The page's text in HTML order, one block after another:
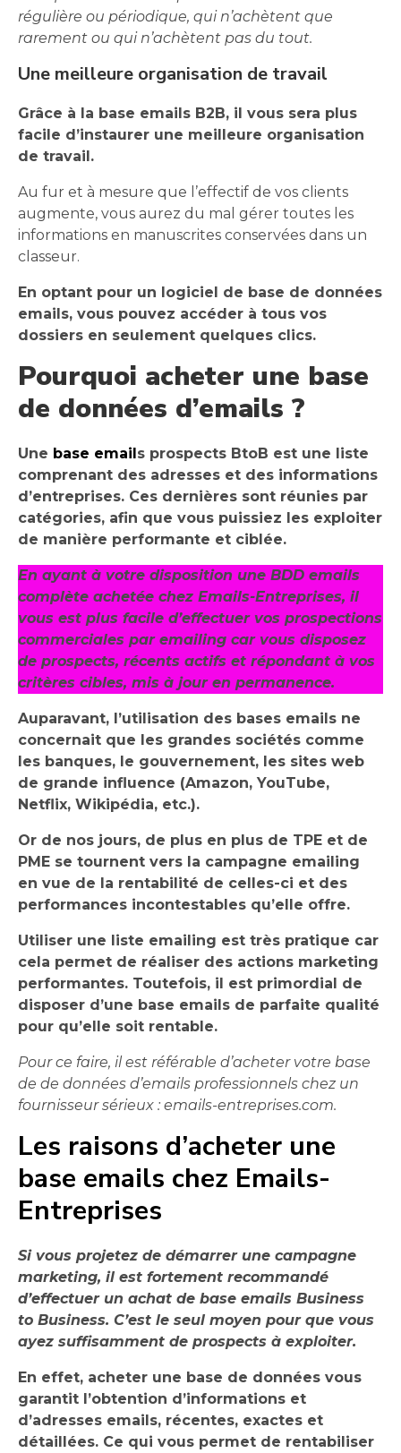
régulière ou périodique, qui n’achètent que
rarement ou qui n’achètent pas du tout.
Une meilleure organisation de travail
Grâce à la base emails B2B, il vous sera plus
facile d’instaurer une meilleure organisation
de travail.
Au fur et à mesure que l’effectif de vos clients
augmente, vous aurez du mal gérer toutes les
informations en manuscrites conservées dans un
classeur.
En optant pour un logiciel de base de données
emails, vous pouvez accéder à tous vos
dossiers en seulement quelques clics.
Pourquoi acheter une base
de données d’emails ?
Une base emails prospects BtoB est une liste
comprenant des adresses et des informations
d’entreprises. Ces dernières sont réunies par
catégories, afin que vous puissiez les exploiter
de manière performante et ciblée.
En ayant à votre disposition une BDD emails
complète achetée chez Emails-Entreprises, il
vous est plus facile d’effectuer vos prospections
commerciales par emailing car vous disposez
de prospects, récents actifs et répondant à vos
critères cibles, mis à jour en permanence.
Auparavant, l’utilisation des bases emails ne
concernait que les grandes sociétés comme
les banques, le gouvernement, les sites web
de grande influence (Amazon, YouTube,
Netflix, Wikipédia, etc.).
Or de nos jours, de plus en plus de TPE et de
PME se tournent vers la campagne emailing
en vue de la rentabilité de celles-ci et des
performances incontestables qu’elle offre.
Utiliser une liste emailing est très pratique car
cela permet de réaliser des actions marketing
performantes. Toutefois, il est primordial de
disposer d’une base emails de parfaite qualité
pour qu’elle soit rentable.
Pour ce faire, il est référable d’acheter votre base
de de données d’emails professionnels chez un
fournisseur sérieux : emails-entreprises.com.
Les raisons d’acheter une
base emails chez Emails-
Entreprises
Si vous projetez de démarrer une campagne
marketing, il est fortement recommandé
d’effectuer un achat de base emails Business
to Business. C’est le seul moyen pour que vous
ayez suffisamment de prospects à exploiter.
En effet, acheter une base de données vous
garantit l’obtention d’informations et
d’adresses emails, récentes, exactes et
détaillées. Ce qui vous permet de rentabiliser